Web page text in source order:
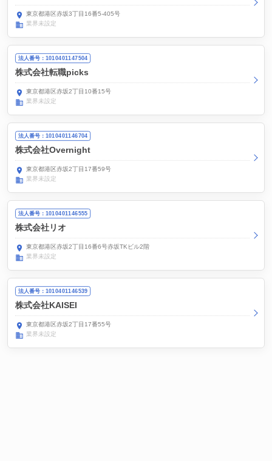
東京都港区赤坂3丁目16番5-405号
業界未設定
法人番号：1010401147504
株式会社転職picks
東京都港区赤坂2丁目10番15号
業界未設定
法人番号：1010401146704
株式会社Overnight
東京都港区赤坂2丁目17番59号
業界未設定
法人番号：1010401146555
株式会社リオ
東京都港区赤坂2丁目16番6号赤坂TKビル2階
業界未設定
法人番号：1010401146539
株式会社KAISEI
東京都港区赤坂2丁目17番55号
業界未設定